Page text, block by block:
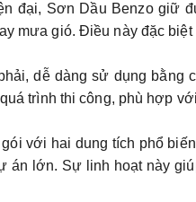
đại, Sơn Dầu Benzogiữ
mưa gió. Điều này đặc
dễ dàng sử dụng bằng
trình thi công, phù hợp
với hai dung tích phổ
án lớn. Sự linh hoạt này